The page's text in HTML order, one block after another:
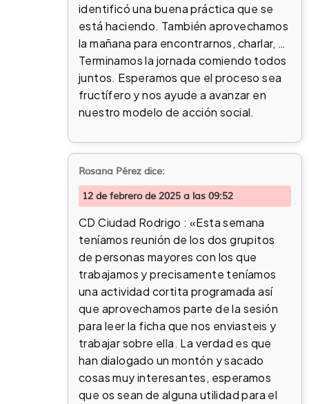
identificó una buena práctica que se
está haciendo. También aprovechamos
la mañana para encontrarnos, charlar, …
Terminamos la jornada comiendo todos
juntos. Esperamos que el proceso sea
fructífero y nos ayude a avanzar en
nuestro modelo de acción social.
Rosana Pérez dice:
12 de febrero de 2025 a las 09:52
CD Ciudad Rodrigo : «Esta semana
teníamos reunión de los dos grupitos
de personas mayores con los que
trabajamos y precisamente teníamos
una actividad cortita programada así
que aprovechamos parte de la sesión
para leer la ficha que nos enviasteis y
trabajar sobre ella. La verdad es que
han dialogado un montón y sacado
cosas muy interesantes, esperamos
que os sean de alguna utilidad para el